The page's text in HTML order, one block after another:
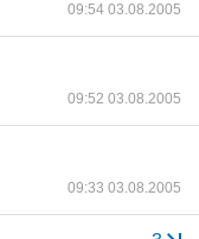
09:54 03.08.2005
09:52 03.08.2005
09:33 03.08.2005